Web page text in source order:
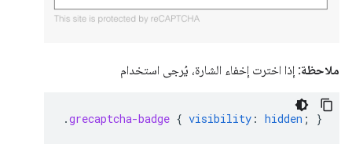
ملاحظة: إذا اخترت إخفاء الشارة، يُرجى استخدام
.grecaptcha-badge { visibility : hidden ; }